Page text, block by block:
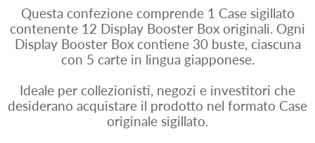
Questa confezione comprende 1 Case sigillato
contenente 12 Display Booster Box originali. Ogni
Display Booster Box contiene 30 buste, ciascuna
con 5 carte in lingua giapponese.
Ideale per collezionisti, negozi e investitori che
desiderano acquistare il prodotto nel formato Case
originale sigillato.